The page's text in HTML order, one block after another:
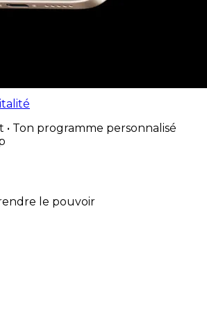
• Ton programme personnalisé
le pouvoir